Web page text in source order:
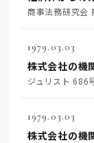
商事法務研究会
1979.03.03
株式会社の機
ジュリスト 686
1979.03.03
株式会社の機